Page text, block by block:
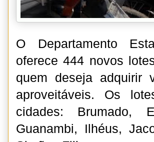
O Departamento
oferece 444 novos
quem deseja adquirir
aproveitáveis. Os
cidades: Brumado,
Guanambi, Ilhéus,